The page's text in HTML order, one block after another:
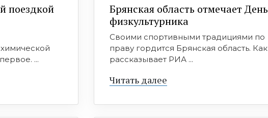
поездкой
...
Брянская область отмечает День
физкультурника
Своими спортивными традициями по
праву гордится Брянская область. Как
рассказывает РИА ...
Читать далее